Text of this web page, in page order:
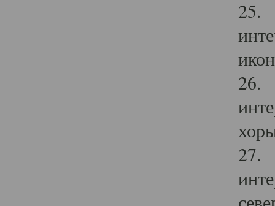
25.
26.
27.